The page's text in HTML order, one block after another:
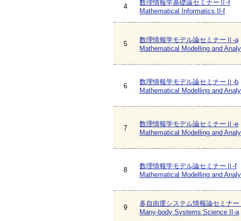
4
数理情報学基礎論セミナーⅡ-f
Mathematical Informatics II-f
5
数理情報学モデル論セミナーⅡ-a
Mathematical Modelling and
6
数理情報学モデル論セミナーⅡ-b
Mathematical Modelling and
7
数理情報学モデル論セミナーⅡ-e
Mathematical Modelling and
8
数理情報学モデル論セミナーⅡ-f
Mathematical Modelling and
9
多自由度システム情報論セミナ
Many-body Systems Science II-a